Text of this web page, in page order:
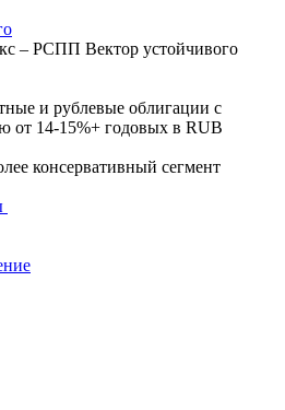
– РСПП Вектор устойчивого
и рублевые облигации с
от 14-15%+ годовых в RUB
консервативный сегмент